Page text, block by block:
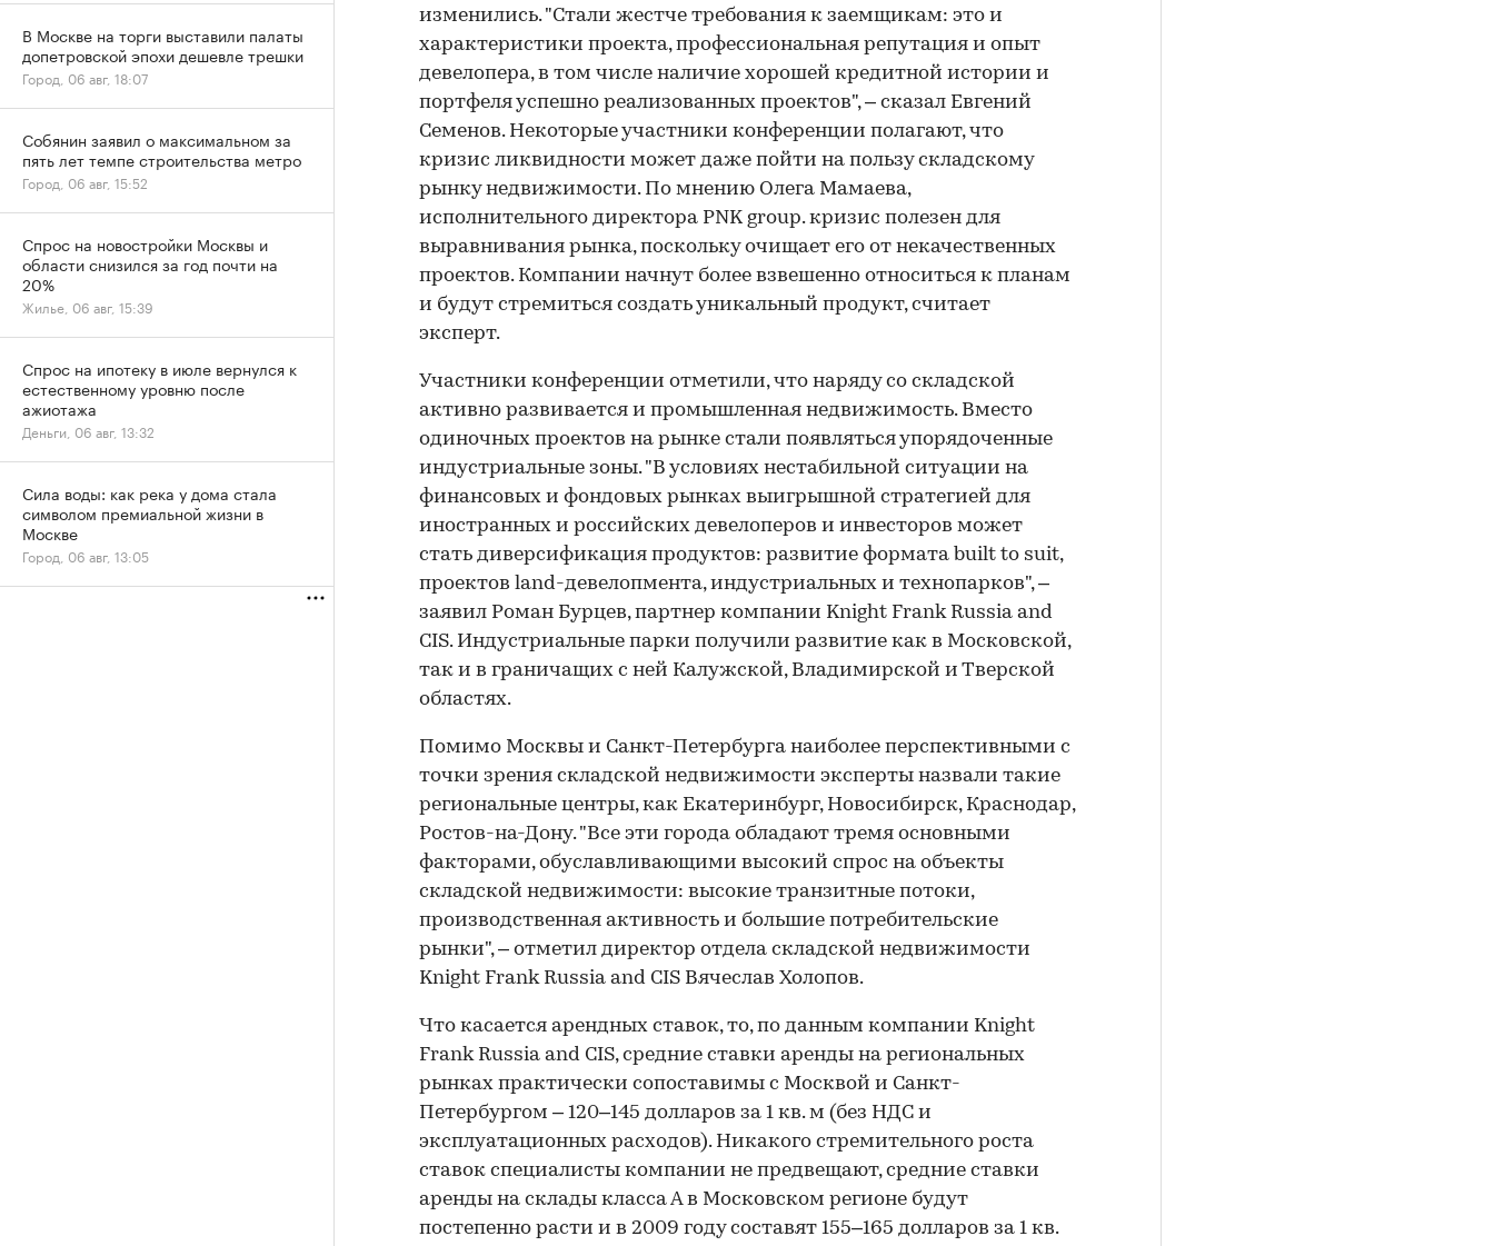
изменились. "Стали жестче требования к заемщикам: это и
характеристики проекта, профессиональная репутация и опыт
девелопера, в том числе наличие хорошей кредитной истории и
портфеля успешно реализованных проектов", – сказал Евгений
Семенов. Некоторые участники конференции полагают, что
кризис ликвидности может даже пойти на пользу складскому
рынку недвижимости. По мнению Олега Мамаева,
исполнительного директора PNK group. кризис полезен для
выравнивания рынка, поскольку очищает его от некачественных
проектов. Компании начнут более взвешенно относиться к планам
и будут стремиться создать уникальный продукт, считает
эксперт.
Участники конференции отметили, что наряду со складской
активно развивается и промышленная недвижимость. Вместо
одиночных проектов на рынке стали появляться упорядоченные
индустриальные зоны. "В условиях нестабильной ситуации на
финансовых и фондовых рынках выигрышной стратегией для
иностранных и российских девелоперов и инвесторов может
стать диверсификация продуктов: развитие формата built to suit,
проектов land-девелопмента, индустриальных и технопарков", –
заявил Роман Бурцев, партнер компании Knight Frank Russia and
CIS. Индустриальные парки получили развитие как в Московской,
так и в граничащих с ней Калужской, Владимирской и Тверской
областях.
Помимо Москвы и Санкт-Петербурга наиболее перспективными с
точки зрения складской недвижимости эксперты назвали такие
региональные центры, как Екатеринбург, Новосибирск, Краснодар,
Ростов-на-Дону. "Все эти города обладают тремя основными
факторами, обуславливающими высокий спрос на объекты
складской недвижимости: высокие транзитные потоки,
производственная активность и большие потребительские
рынки", – отметил директор отдела складской недвижимости
Knight Frank Russia and CIS Вячеслав Холопов.
Что касается арендных ставок, то, по данным компании Knight
Frank Russia and CIS, средние ставки аренды на региональных
рынках практически сопоставимы с Москвой и Санкт-
Петербургом – 120–145 долларов за 1 кв. м (без НДС и
эксплуатационных расходов). Никакого стремительного роста
ставок специалисты компании не предвещают, средние ставки
аренды на склады класса А в Московском регионе будут
постепенно расти и в 2009 году составят 155–165 долларов за 1 кв.
В Москве на торги выставили палаты
допетровской эпохи дешевле трешки
Город, 06 авг, 18:07
Собянин заявил о максимальном за
пять лет темпе строительства метро
Город, 06 авг, 15:52
Спрос на новостройки Москвы и
области снизился за год почти на
20%
Жилье, 06 авг, 15:39
Спрос на ипотеку в июле вернулся к
естественному уровню после
ажиотажа
Деньги, 06 авг, 13:32
Сила воды: как река у дома стала
символом премиальной жизни в
Москве
Город, 06 авг, 13:05